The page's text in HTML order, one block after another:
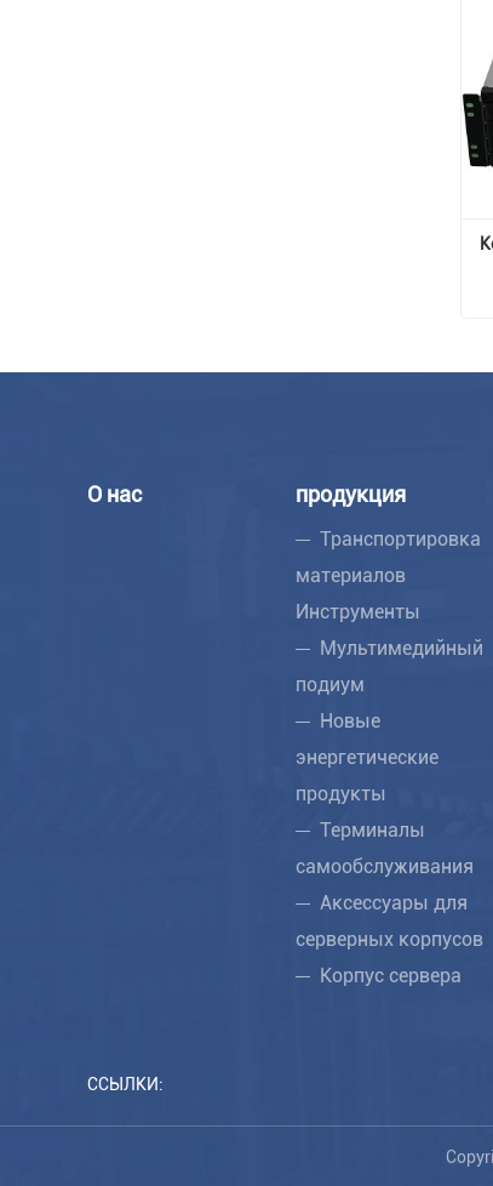
О нас продукция
Транспортировка
материалов
Инструменты
Мультимедийный
подиум
Новые
энергетические
продукты
Терминалы
самообслуживания
Аксессуары для
серверных корпусов
Корпус сервера
ССЫЛКИ: